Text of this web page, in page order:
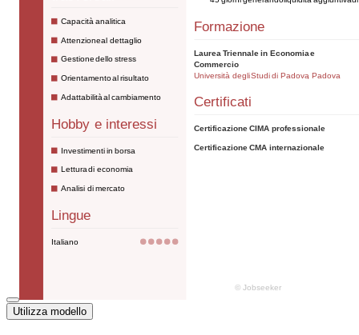
Utilizza modello